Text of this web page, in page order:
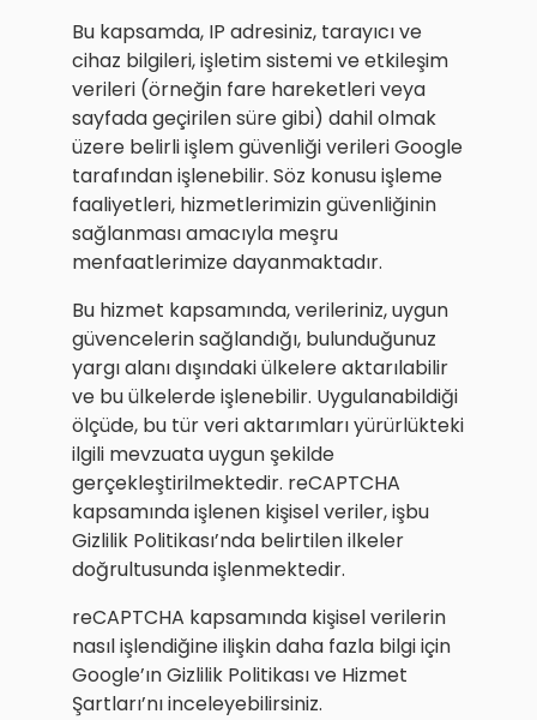
Bu kapsamda, IP adresiniz, tarayıcı ve
cihaz bilgileri, işletim sistemi ve etkileşim
verileri (örneğin fare hareketleri veya
sayfada geçirilen süre gibi) dahil olmak
üzere belirli işlem güvenliği verileri Google
tarafından işlenebilir. Söz konusu işleme
faaliyetleri, hizmetlerimizin güvenliğinin
sağlanması amacıyla meşru
menfaatlerimize dayanmaktadır.
Bu hizmet kapsamında, verileriniz, uygun
güvencelerin sağlandığı, bulunduğunuz
yargı alanı dışındaki ülkelere aktarılabilir
ve bu ülkelerde işlenebilir. Uygulanabildiği
ölçüde, bu tür veri aktarımları yürürlükteki
ilgili mevzuata uygun şekilde
gerçekleştirilmektedir. reCAPTCHA
kapsamında işlenen kişisel veriler, işbu
Gizlilik Politikası’nda belirtilen ilkeler
doğrultusunda işlenmektedir.
reCAPTCHA kapsamında kişisel verilerin
nasıl işlendiğine ilişkin daha fazla bilgi için
Google’ın Gizlilik Politikası ve Hizmet
Şartları’nı inceleyebilirsiniz.